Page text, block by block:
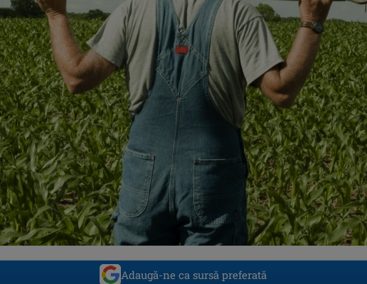
Adaugă-ne ca sursă preferată